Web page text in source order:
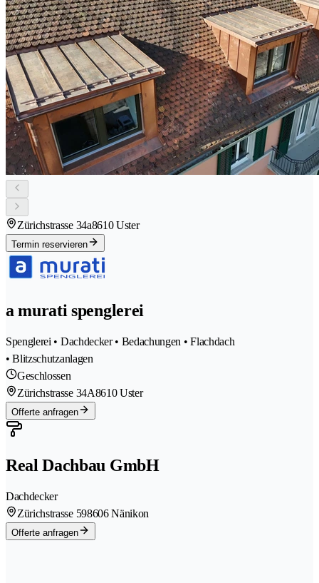
Zürichstrasse 34a8610 Uster
Termin reservieren
a murati spenglerei
Spenglerei • Dachdecker • Bedachungen • Flachdach
• Blitzschutzanlagen
Geschlossen
Zürichstrasse 34A8610 Uster
Offerte anfragen
Real Dachbau GmbH
Dachdecker
Zürichstrasse 598606 Nänikon
Offerte anfragen